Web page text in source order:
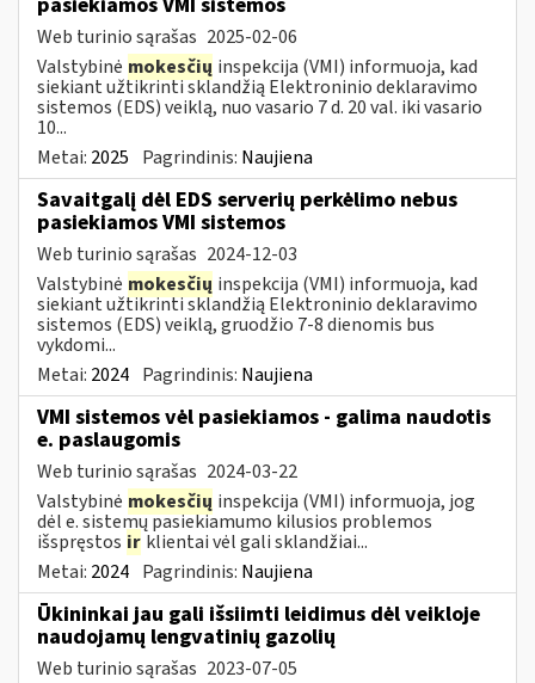
Web turinio sąrašas 2025-02-06
Valstybinė mokesčių inspekcija (VMI) informuoja, kad
siekiant užtikrinti sklandžią Elektroninio deklaravimo
sistemos (EDS) veiklą, nuo vasario 7 d. 20 val. iki vasario
10...
Metai: 2025 Pagrindinis: Naujiena
Savaitgalį dėl EDS serverių perkėlimo nebus
pasiekiamos VMI sistemos
Web turinio sąrašas 2024-12-03
Valstybinė mokesčių inspekcija (VMI) informuoja, kad
siekiant užtikrinti sklandžią Elektroninio deklaravimo
sistemos (EDS) veiklą, gruodžio 7-8 dienomis bus
vykdomi...
Metai: 2024 Pagrindinis: Naujiena
VMI sistemos vėl pasiekiamos - galima naudotis
e. paslaugomis
Web turinio sąrašas 2024-03-22
Valstybinė mokesčių inspekcija (VMI) informuoja, jog
dėl e. sistemų pasiekiamumo kilusios problemos
išspręstos ir klientai vėl gali sklandžiai...
Metai: 2024 Pagrindinis: Naujiena
Ūkininkai jau gali išsiimti leidimus dėl veikloje
naudojamų lengvatinių gazolių
Web turinio sąrašas 2023-07-05